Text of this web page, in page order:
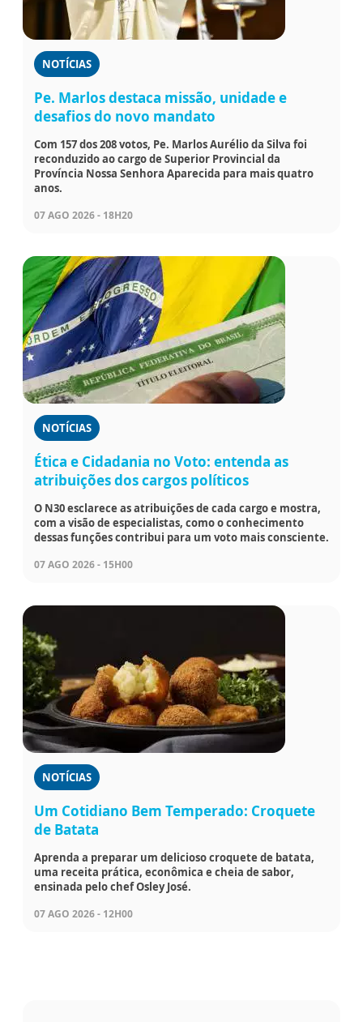
NOTÍCIAS
Pe. Marlos destaca missão, unidade e
desafios do novo mandato
Com 157 dos 208 votos, Pe. Marlos Aurélio da Silva foi
reconduzido ao cargo de Superior Provincial da
Província Nossa Senhora Aparecida para mais quatro
anos.
07 AGO 2026 - 18H20
NOTÍCIAS
Ética e Cidadania no Voto: entenda as
atribuições dos cargos políticos
O N30 esclarece as atribuições de cada cargo e mostra,
com a visão de especialistas, como o conhecimento
dessas funções contribui para um voto mais consciente.
07 AGO 2026 - 15H00
NOTÍCIAS
Um Cotidiano Bem Temperado: Croquete
de Batata
Aprenda a preparar um delicioso croquete de batata,
uma receita prática, econômica e cheia de sabor,
ensinada pelo chef Osley José.
07 AGO 2026 - 12H00